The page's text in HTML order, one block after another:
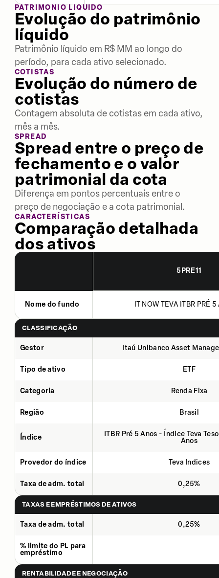
PATRIMÔNIO LÍQUIDO
Evolução do patrimônio
líquido
Patrimônio líquido em R$ MM ao longo do
período, para cada ativo selecionado.
COTISTAS
Evolução do número de
cotistas
Contagem absoluta de cotistas em cada ativo,
mês a mês.
SPREAD
Spread entre o preço de
fechamento e o valor
patrimonial da cota
Diferença em pontos percentuais entre o
preço de negociação e a cota patrimonial.
CARACTERÍSTICAS
Comparação detalhada
dos ativos
5PRE11
Nome do fundo IT NOW TEVA ITBR PRÉ
CLASSIFICAÇÃO
Gestor Itaú Unibanco Asset
Tipo de ativo ETF
Categoria Renda Fixa
Região Brasil
Índice
ITBR Pré 5 Anos - Índice Teva
Anos
Provedor do índice Teva Indices
Taxa de adm. total 0,25%
TAXAS E EMPRÉSTIMOS DE ATIVOS
Taxa de adm. total 0,25%
% limite do PL para
empréstimo
RENTABILIDADE E NEGOCIAÇÃO